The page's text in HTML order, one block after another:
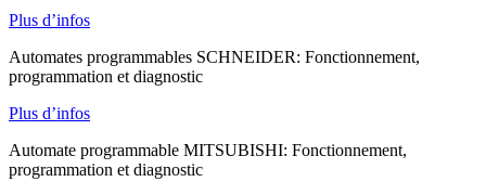
Plus d’infos
Automates programmables SCHNEIDER: Fonctionnement,
programmation et diagnostic
Plus d’infos
Automate programmable MITSUBISHI: Fonctionnement,
programmation et diagnostic